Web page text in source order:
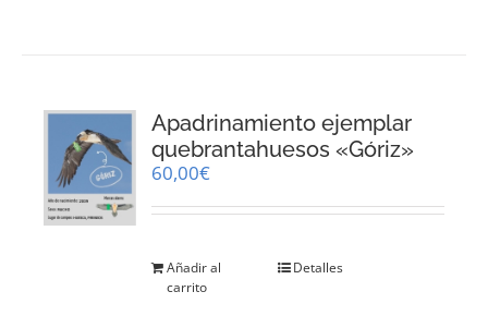
Apadrinamiento ejemplar
quebrantahuesos «Góriz»
60,00€
Añadir al
carrito
Detalles